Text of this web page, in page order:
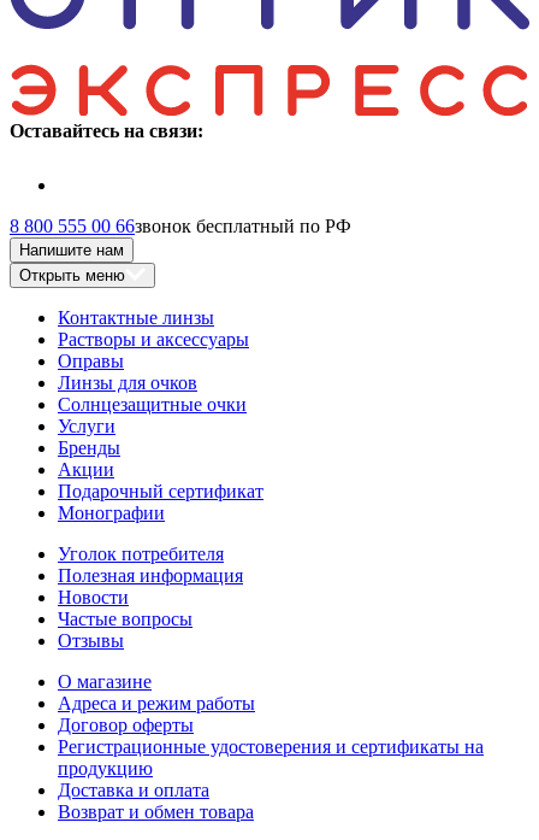
Оставайтесь на связи:
8 800 555 00 66звонок бесплатный по РФ
Напишите нам
Открыть меню
Контактные линзы
Растворы и аксессуары
Оправы
Линзы для очков
Солнцезащитные очки
Услуги
Бренды
Акции
Подарочный сертификат
Монографии
Уголок потребителя
Полезная информация
Новости
Частые вопросы
Отзывы
О магазине
Адреса и режим работы
Договор оферты
Регистрационные удостоверения и сертификаты на
продукцию
Доставка и оплата
Возврат и обмен товара